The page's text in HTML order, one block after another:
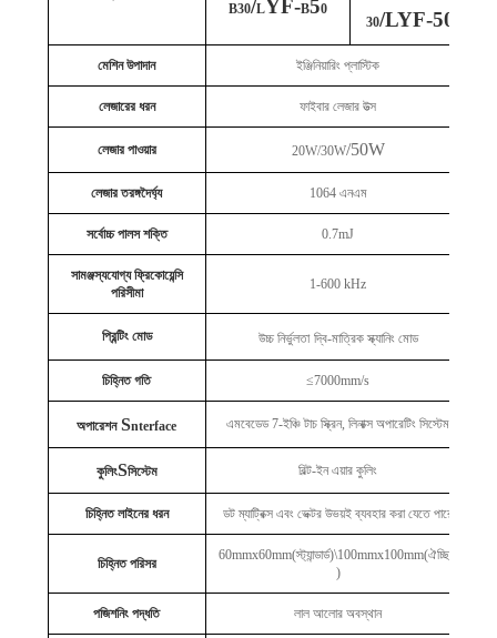
B30/LYF-B50
30/LYF-50
মেশিন উপাদান ইঞ্জিনিয়ারিং প্লাস্টিক
লেজারের ধরন ফাইবার লেজার উত্স
লেজার পাওয়ার 20W/30W/50W
লেজার তরঙ্গদৈর্ঘ্য 1064 এনএম
সর্বোচ্চ পালস শক্তি 0.7mJ
সামঞ্জস্যযোগ্য ফ্রিকোয়েন্সি
পরিসীমা
1-600 kHz
প্রিন্টিং মোড উচ্চ নির্ভুলতা দ্বি-মাত্রিক স্ক্যানিং মোড
চিহ্নিত গতি ≤7000mm/s
অপারেশন Snterface এমবেডেড 7-ইঞ্চি টাচ স্ক্রিন, লিনাক্স অপারেটিং সিস্টেম
কুলিংSসিস্টেম বিল্ট-ইন এয়ার কুলিং
চিহ্নিত লাইনের ধরন ডট ম্যাট্রিক্স এবং ভেক্টর উভয়ই ব্যবহার করা যেতে পারে
চিহ্নিত পরিসর
60mmx60mm(স্ট্যান্ডার্ড)\100mmx100mm(ঐচ্ছিক
)
পজিশনিং পদ্ধতি লাল আলোর অবস্থান